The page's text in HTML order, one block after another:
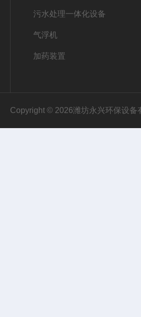
污水处理一体化设备
气浮机
加药装置
Copyright © 2026潍坊永兴环保设